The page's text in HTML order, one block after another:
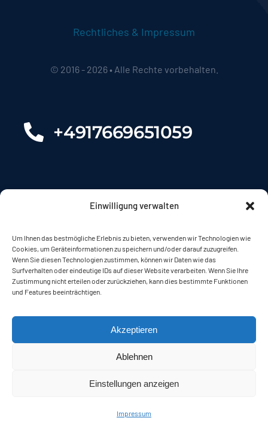
Einwilligung verwalten
Um Ihnen das bestmögliche Erlebnis zu bieten, verwenden wir Technologien wie
Cookies, um Geräteinformationen zu speichern und/oder darauf zuzugreifen.
Wenn Sie diesen Technologien zustimmen, können wir Daten wie das
Surfverhalten oder eindeutige IDs auf dieser Website verarbeiten. Wenn Sie Ihre
Zustimmung nicht erteilen oder zurückziehen, kann dies bestimmte Funktionen
und Features beeinträchtigen.
Akzeptieren
Ablehnen
Einstellungen anzeigen
Impressum
+4917669651059
Unsere Fahrzeugangebote
Auto Verkaufen
Über uns
Kontakte
Rechtliches & Impressum
© 2016 - 2026 • Alle Rechte vorbehalten.